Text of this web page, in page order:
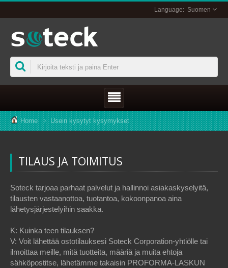
Suomen
Home Usein kysytyt kysymykset
TILAUS JA TOIMITUS
Soteck tarjoaa parhaat palvelut ja hallinnoi asiakaskyselyitä,
tilausten vastaanottoa, tuotantoa, kokoonpanoa aina
lähetysjärjestelyihin saakka.
K: Kuinka teen tilauksen?
V: Voit lähettää ostotilauksesi Soteck Corporation-yhtiölle tai
ilmoittaa meille, mitä tuotteita, määriä ja muita ehtoja
sähköpostitse, lähetämme takaisin PROFORMA-LASKUN